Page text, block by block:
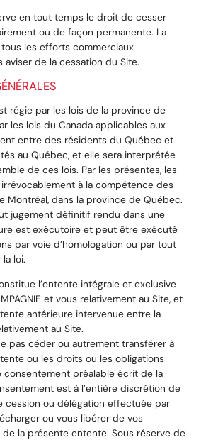
en tout temps le droit de cesser
ou de façon permanente. La
tous les efforts commerciaux
aviser de la cessation du Site.
régie par les lois de la province de
les lois du Canada applicables aux
entre des résidents du Québec et
au Québec, et elle sera interprétée
de ces lois. Par les présentes, les
à la compétence des
Montréal, dans la province de Québec.
jugement définitif rendu dans une
est exécutoire et peut être exécuté
par voie d’homologation ou par tout
loi.
l’entente intégrale et exclusive
et vous relativement au Site, et
antérieure intervenue entre la
au Site.
pas céder ou autrement transférer à
ou les droits ou les obligations
consentement préalable écrit de la
est à l’entière discrétion de
cession ou délégation effectuée par
ou vous libérer de vos
la présente entente. Sous réserve de